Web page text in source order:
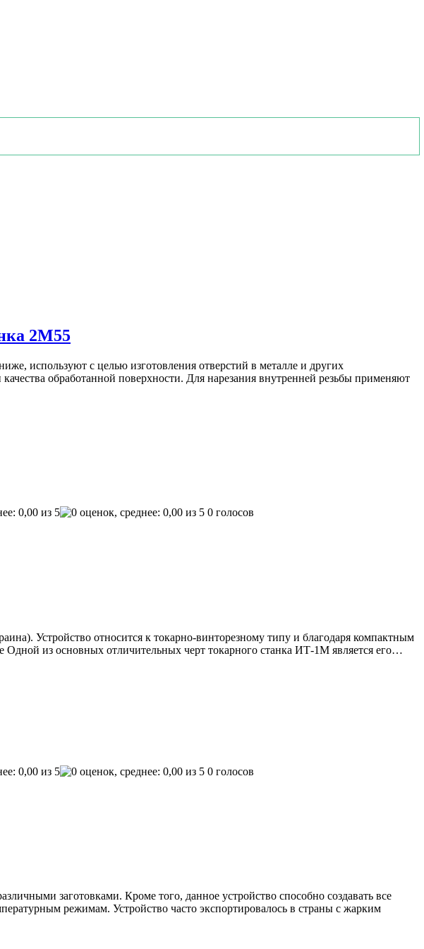
2М55
используют с целью изготовления отверстий в металле и других
обработанной поверхности. Для нарезания внутренней резьбы применяют
0 голосов
Устройство относится к токарно-винторезному типу и благодаря компактным
из основных отличительных черт токарного станка ИТ-1М является его…
0 голосов
заготовками. Кроме того, данное устройство способно создавать все
режимам. Устройство часто экспортировалось в страны с жарким